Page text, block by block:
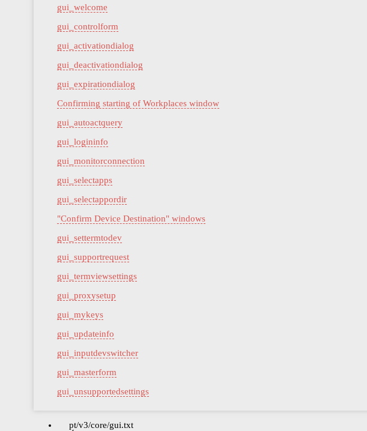
gui_welcome
gui_controlform
gui_activationdialog
gui_deactivationdialog
gui_expirationdialog
Confirming starting of Workplaces window
gui_autoactquery
gui_logininfo
gui_monitorconnection
gui_selectapps
gui_selectappordir
"Confirm Device Destination" windows
gui_settermtodev
gui_supportrequest
gui_termviewsettings
gui_proxysetup
gui_mykeys
gui_updateinfo
gui_inputdevswitcher
gui_masterform
gui_unsupportedsettings
pt/v3/core/gui.txt